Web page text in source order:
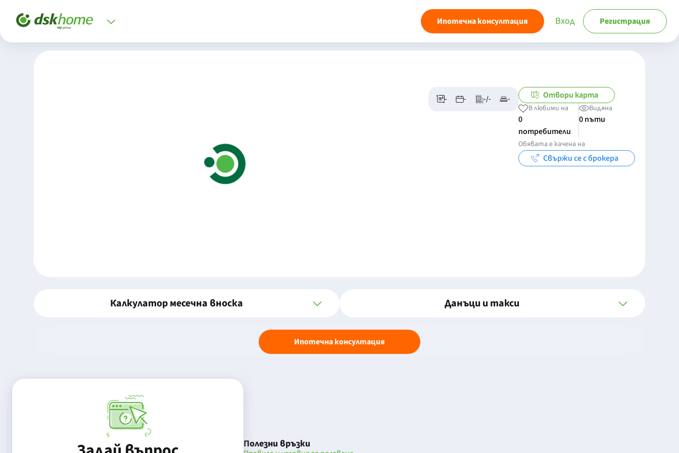
Ипотечна консултация Вход Регистрация
- - -/- - Отвори карта
В любими на
0
потребители
Видяна
0 пъти
Обявата е качена на
Свържи се с брокера
Калкулатор месечна вноска Данъци и такси
Ипотечна консултация
Полезни връзки